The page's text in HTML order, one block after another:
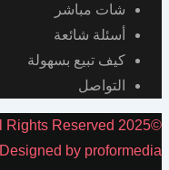
شات مباشر
أسئلة شائعة
كيف تبيع بسهولة
التواصل
©2025 Dalelna. All Rights Reserved.
Designed by proformedia